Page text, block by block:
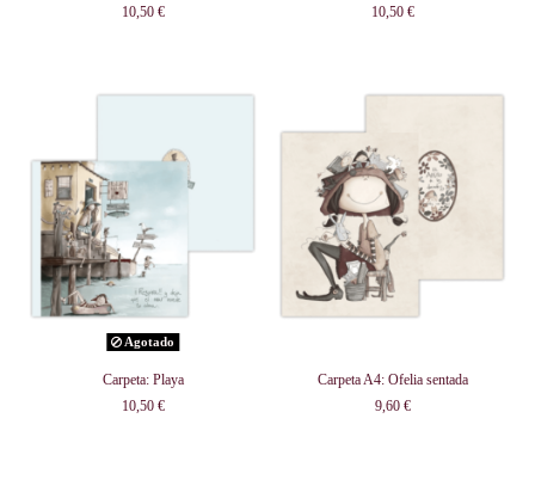
10,50 €
10,50 €
Agotado
Carpeta: Playa
10,50 €
Carpeta A4: Ofelia sentada
9,60 €